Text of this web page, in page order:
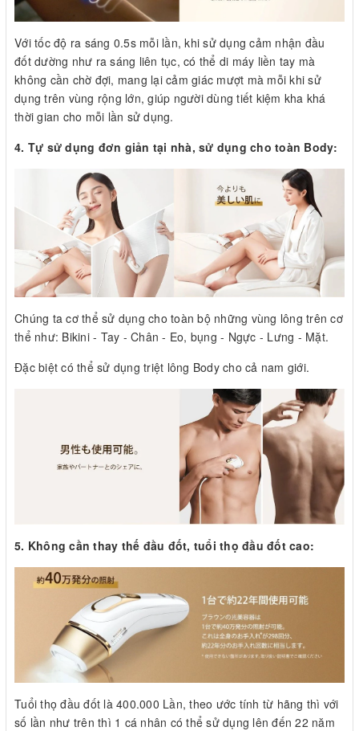
Với tốc độ ra sáng 0.5s mỗi lần, khi sử dụng cảm nhận đầu
đốt dường như ra sáng liên tục, có thể di máy liền tay mà
không cần chờ đợi, mang lại cảm giác mượt mà mỗi khi sử
dụng trên vùng rộng lớn, giúp người dùng tiết kiệm kha khá
thời gian cho mỗi lần sử dụng.
4. Tự sử dụng đơn giản tại nhà, sử dụng cho toàn Body:
Chúng ta cơ thể sử dụng cho toàn bộ những vùng lông trên cơ
thể như: Bikini - Tay - Chân - Eo, bụng - Ngực - Lưng - Mặt.
Đặc biệt có thể sử dụng triệt lông Body cho cả nam giới.
5. Không cần thay thế đầu đốt, tuổi thọ đầu đốt cao:
Tuổi thọ đầu đốt là 400.000 Lần, theo ước tính từ hãng thì với
số lần như trên thì 1 cá nhân có thể sử dụng lên đến 22 năm